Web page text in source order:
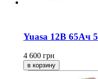
Yuasa 12В 65Ач
4 600 грн